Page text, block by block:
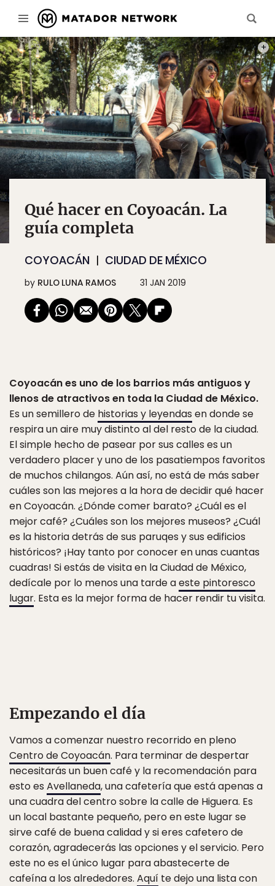
Qué hacer en Coyoacán. La
guía completa
COYOACÁN CIUDAD DE MÉXICO
by RULO LUNA RAMOS 31 JAN 2019
Coyoacán es uno de los barrios más antiguos y
llenos de atractivos en toda la Ciudad de México.
Es un semillero de historias y leyendas en donde se
respira un aire muy distinto al del resto de la ciudad.
El simple hecho de pasear por sus calles es un
verdadero placer y uno de los pasatiempos favoritos
de muchos chilangos. Aún así, no está de más saber
cuáles son las mejores a la hora de decidir qué hacer
en Coyoacán. ¿Dónde comer barato? ¿Cuál es el
mejor café? ¿Cuáles son los mejores museos? ¿Cuál
es la historia detrás de sus paruqes y sus edificios
históricos? ¡Hay tanto por conocer en unas cuantas
cuadras! Si estás de visita en la Ciudad de México,
dedícale por lo menos una tarde aeste pintoresco
lugar. Esta es la mejor forma de hacer rendir tu visita.
Empezando el día
Vamos a comenzar nuestro recorrido en pleno
Centro de Coyoacán. Para terminar de despertar
necesitarás un buen café y la recomendación para
esto es Avellaneda, una cafetería que está apenas a
una cuadra del centro sobre la calle de Higuera. Es
un local bastante pequeño, pero en este lugar se
sirve café de buena calidad y si eres cafetero de
corazón, agradecerás las opciones y el servicio. Pero
este no es el único lugar para abastecerte de
cafeína a los alrededores. Aquí te dejo una lista con